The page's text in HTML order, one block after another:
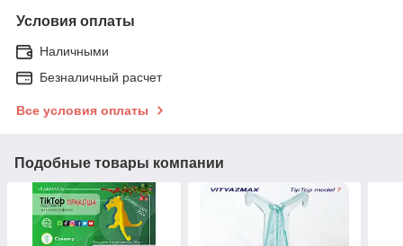
Условия оплаты
Наличными
Безналичный расчет
Все условия оплаты
Подобные товары компании